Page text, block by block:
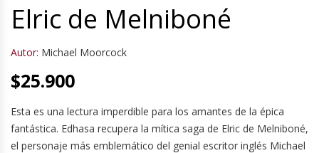
Elric de Melniboné
Autor: Michael Moorcock
$25.900
Esta es una lectura imperdible para los amantes de la épica
fantástica. Edhasa recupera la mítica saga de Elric de Melniboné,
el personaje más emblemático del genial escritor inglés Michael